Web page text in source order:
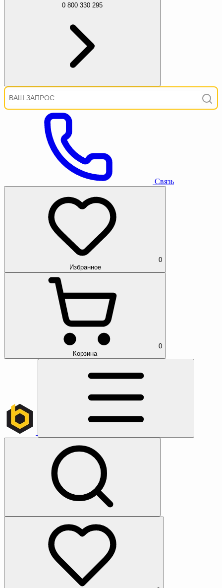
0 800 330 295
Связь
0
Избранное
0
Корзина